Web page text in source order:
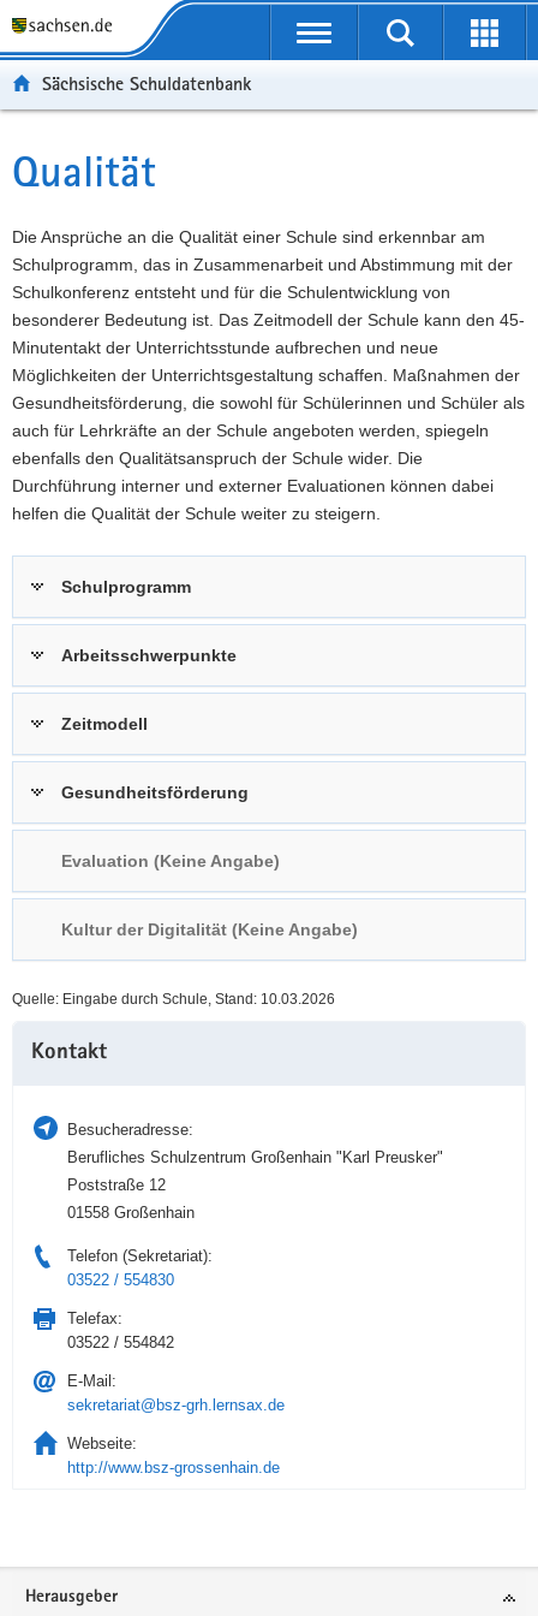
t
ü
e
r
g
r
e
i
f
e
n
d
e
i
g
o
n
r
l
a
v
i
g
a
t
i
o
n
a
t
n
h
a
l
t
W
t
r
e
I
n
f
o
r
m
a
t
i
r
i
c
e
Portalübergreifende
Suche
Sächsische Schuldatenbank
Hauptinhalt
Qualität
Die Ansprüche an die Qualität einer Schule sind erkennbar am
Schulprogramm, das in Zusammenarbeit und Abstimmung mit der
Schulkonferenz entsteht und für die Schulentwicklung von
besonderer Bedeutung ist. Das Zeitmodell der Schule kann den 45-
Minutentakt der Unterrichtsstunde aufbrechen und neue
Möglichkeiten der Unterrichtsgestaltung schaffen. Maßnahmen der
Gesundheitsförderung, die sowohl für Schülerinnen und Schüler als
auch für Lehrkräfte an der Schule angeboten werden, spiegeln
ebenfalls den Qualitätsanspruch der Schule wider. Die
Durchführung interner und externer Evaluationen können dabei
helfen die Qualität der Schule weiter zu steigern.
Schulprogramm
Arbeitsschwerpunkte
Zeitmodell
Gesundheitsförderung
Evaluation (Keine Angabe)
Kultur der Digitalität (Keine Angabe)
Quelle: Eingabe durch Schule, Stand: 10.03.2026
Information
Kontakt
Besucheradresse:
Berufliches Schulzentrum Großenhain "Karl Preusker"
Poststraße 12
01558 Großenhain
Telefon (Sekretariat):
03522 / 554830
Telefax:
03522 / 554842
E-Mail:
sekretariat@bsz-grh.lernsax.de
Webseite:
http://www.bsz-grossenhain.de
Service
Herausgeber